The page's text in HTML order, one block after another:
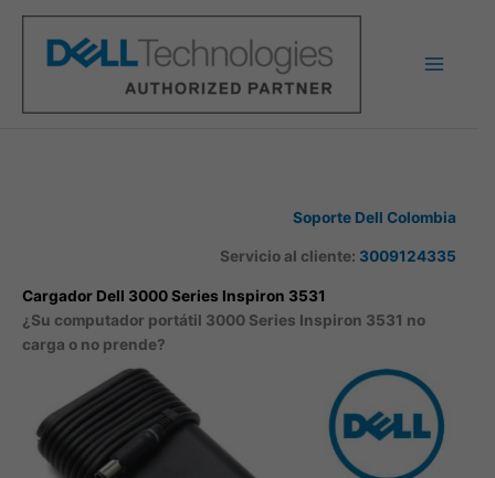
contenido
Soporte Dell Colombia
Servicio al cliente: 3009124335
Cargador Dell 3000 Series Inspiron 3531
¿Su computador portátil 3000 Series Inspiron 3531 no
carga o no prende?